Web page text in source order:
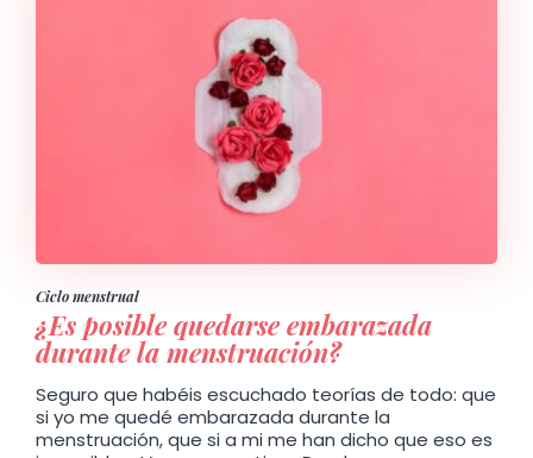
Ciclo menstrual
¿Es posible quedarse embarazada
durante la menstruación?
Seguro que habéis escuchado teorías de todo: que
si yo me quedé embarazada durante la
menstruación, que si a mi me han dicho que eso es